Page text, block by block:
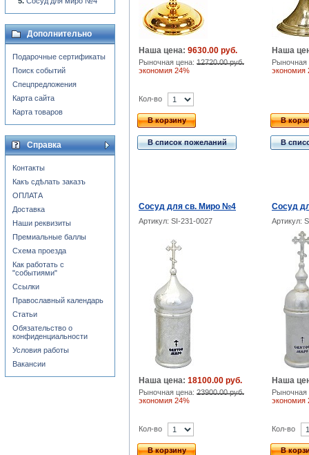
Наша цена: 9630.00 руб.
Рыночная цена: 12720.00 руб.
экономия 24%
Наша
экономия
Кол-во
В корзину
В список пожеланий
В
В
Сосуд для св. Миро №4 Сосуд
Артикул: SI-231-0027 Артикул:
Наша цена: 18100.00 руб.
Рыночная цена: 23900.00 руб.
экономия 24%
Наша
экономия
Кол-во
В корзину
Кол-во
В
Дополнительно
Подарочные сертификаты
Поиск событий
Спецпредложения
Карта сайта
Карта товаров
Справка
Контакты
Какъ сдѣлать заказъ
ОПЛАТА
Доставка
Наши реквизиты
Премиальные баллы
Схема проезда
Как работать с
"событиями"
Ссылки
Православный календарь
Статьи
Обязательство о
конфиденциальности
Условия работы
Вакансии